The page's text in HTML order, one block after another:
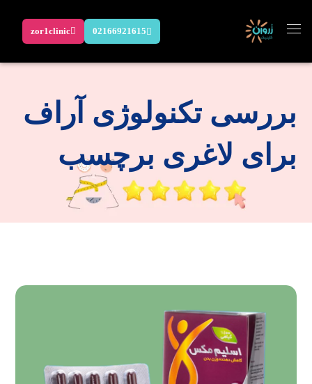
02166921615
zor1clinic
بررسی تکنولوژی آراف
برای لاغری برچسب